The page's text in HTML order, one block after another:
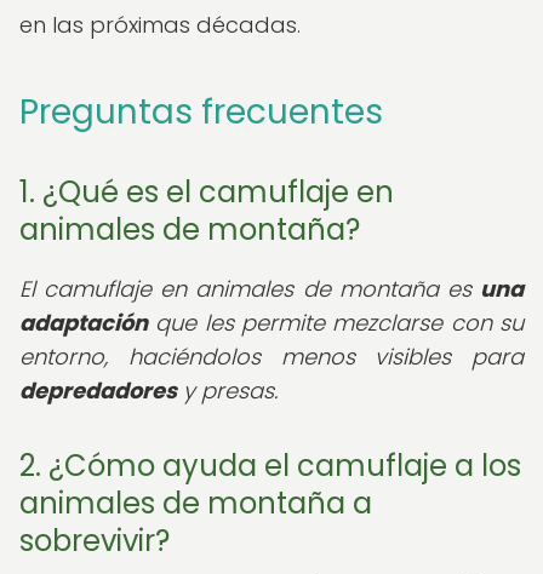
en las próximas décadas.
Preguntas frecuentes
1. ¿Qué es el camuflaje en
animales de montaña?
El camuflaje en animales de montaña es una
adaptaciónque les permite mezclarse con su
entorno, haciéndolos menos visibles para
depredadoresy presas.
2. ¿Cómo ayuda el camuflaje a los
animales de montaña a
sobrevivir?